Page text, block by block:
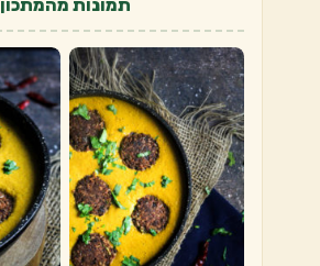
תמונות מהמתכון